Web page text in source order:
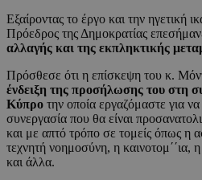
Εξαίροντας το έργο και την ηγετική
Πρόεδρος της Δημοκρατίας επεσήμανε
αλλαγής και της εκπληκτικής
Πρόσθεσε ότι η επίσκεψη του κ.
ένδειξη της προσήλωσης του στη
Κύπρο την οποία εργαζόμαστε για
συνεργασία που θα είναι
και με απτό τρόπο σε τομείς όπως η
τεχνητή νοημοσύνη, η καινοτομ΄΄ια,
και άλλα.